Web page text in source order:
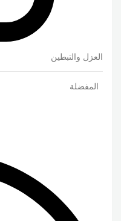
العزل والتبطين
المفضلة